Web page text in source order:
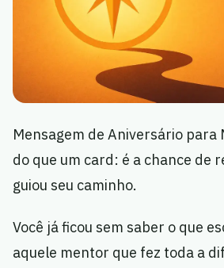
Mensagem de Aniversário para
do que um card: é a chance de
guiou seu caminho.
Você já ficou sem saber o que
aquele mentor que fez toda a